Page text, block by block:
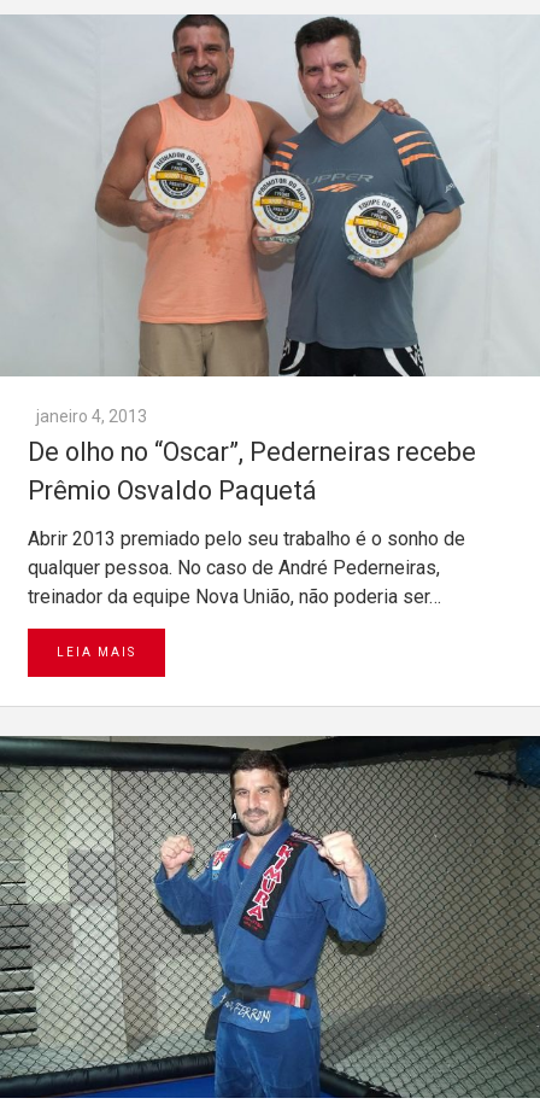
janeiro 4, 2013
De olho no “Oscar”, Pederneiras recebe
Prêmio Osvaldo Paquetá
Abrir 2013 premiado pelo seu trabalho é o sonho de
qualquer pessoa. No caso de André Pederneiras,
treinador da equipe Nova União, não poderia ser…
LEIA MAIS